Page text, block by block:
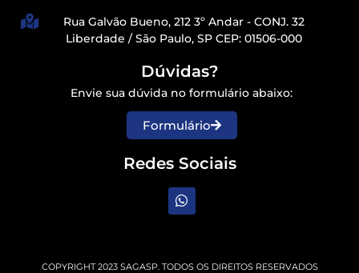
Rua Galvão Bueno, 212 3º Andar - CONJ. 32
Liberdade / São Paulo, SP CEP: 01506-000
Dúvidas?
Envie sua dúvida no formulário abaixo:
Formulário
Redes Sociais
COPYRIGHT 2023 SAGASP. TODOS OS DIREITOS RESERVADOS